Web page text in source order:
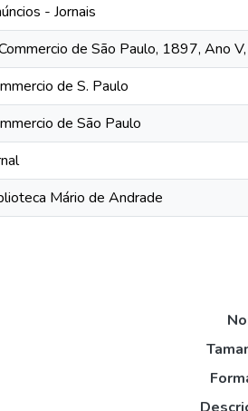
- Jornais
de São Paulo, 1897, Ano
de S. Paulo
de São Paulo
Mário de Andrade